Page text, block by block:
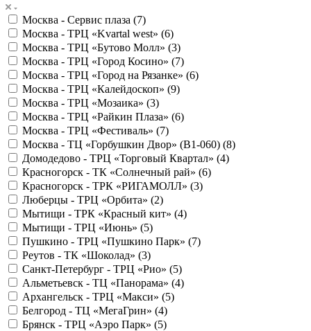
Москва - Сервис плаза (7)
Москва - ТРЦ «Kvartal west» (6)
Москва - ТРЦ «Бутово Молл» (3)
Москва - ТРЦ «Город Косино» (7)
Москва - ТРЦ «Город на Рязанке» (6)
Москва - ТРЦ «Калейдоскоп» (9)
Москва - ТРЦ «Мозаика» (3)
Москва - ТРЦ «Райкин Плаза» (6)
Москва - ТРЦ «Фестиваль» (7)
Москва - ТЦ «Горбушкин Двор» (B1-060) (8)
Домодедово - ТРЦ «Торговый Квартал» (4)
Красногорск - ТК «Солнечный рай» (6)
Красногорск - ТРК «РИГАМОЛЛ» (3)
Люберцы - ТРЦ «Орбита» (2)
Мытищи - ТРК «Красный кит» (4)
Мытищи - ТРЦ «Июнь» (5)
Пушкино - ТРЦ «Пушкино Парк» (7)
Реутов - ТК «Шоколад» (3)
Санкт-Петербург - ТРЦ «Рио» (5)
Альметьевск - ТЦ «Панорама» (4)
Архангельск - ТРЦ «Макси» (5)
Белгород - ТЦ «МегаГрин» (4)
Брянск - ТРЦ «Аэро Парк» (5)